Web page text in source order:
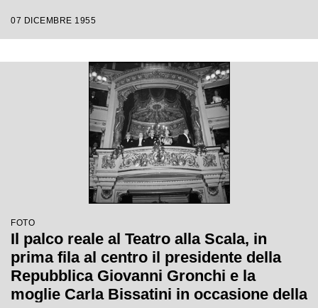
07 DICEMBRE 1955
FOTO
Il palco reale al Teatro alla Scala, in
prima fila al centro il presidente della
Repubblica Giovanni Gronchi e la
moglie Carla Bissatini in occasione della